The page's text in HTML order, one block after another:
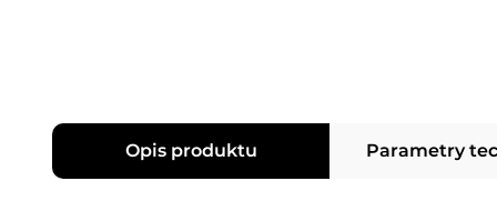
Opis produktu Parametry